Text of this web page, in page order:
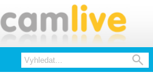
